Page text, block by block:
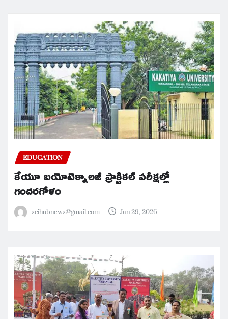
EDUCATION
కేయూ బయోటెక్నాలజీ ప్రాక్టికల్ పరీక్షల్లో
గందరగోళం
scihubnews@gmail.com Jan 29, 2026